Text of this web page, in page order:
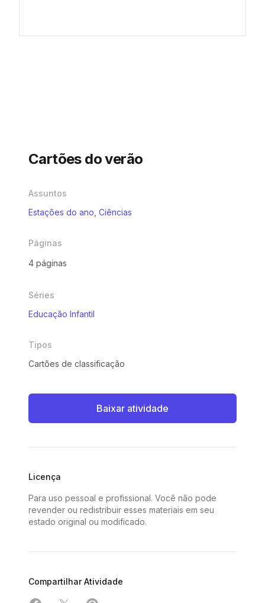
Cartões do verão
Assuntos
Estações do ano Ciências
Páginas
4 páginas
Séries
Educação Infantil
Tipos
Cartões de classificação
Baixar atividade
Licença
Para uso pessoal e profissional. Você não pode
revender ou redistribuir esses materiais em seu
estado original ou modificado.
Compartilhar Atividade